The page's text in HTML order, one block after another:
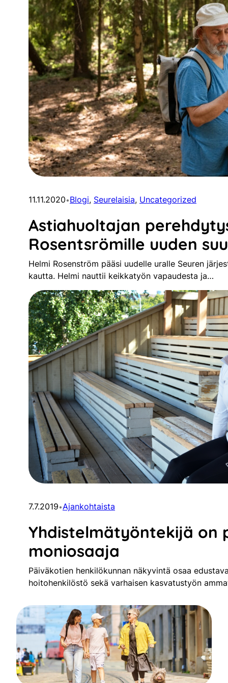
11.11.2020•Blogi, Seurelaisia, Uncategorized
Astiahuoltajan
Rosentsrömille uuden
Helmi Rosenström pääsi uudelle uralle Seuren
kautta. Helmi nauttii keikkatyön vapaudesta ja…
7.7.2019•Ajankohtaista
Yhdistelmätyöntekijä on
moniosaaja
Päiväkotien henkilökunnan näkyvintä osaa
hoitohenkilöstö sekä varhaisen kasvatustyön